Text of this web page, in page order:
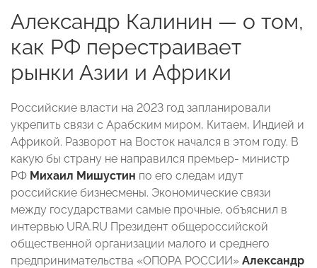
Александр Калинин — о том,
как РФ перестраивает
рынки Азии и Африки
Российские власти на 2023 год запланировали
укрепить связи с Арабским миром, Китаем, Индией и
Африкой. Разворот на Восток начался в этом году. В
какую бы страну не направился премьер- министр
РФ Михаил Мишустин по его следам идут
российские бизнесмены. Экономические связи
между государствами самые прочные, объяснил в
интервью URA.RU Президент общероссийской
общественной организации малого и среднего
предпринимательства «ОПОРА РОССИИ» Александр